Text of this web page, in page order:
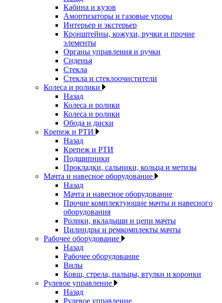
Кабина и кузов
Амортизаторы и газовые упоры
Интерьер и экстерьер
Кронштейны, кожухи, ручки и прочие
элементы
Органы управления и ручки
Сиденья
Стекла
Стекла и стеклоочистители
Колеса и ролики
Назад
Колеса и ролики
Колеса и ролики
Обода и диски
Крепеж и РТИ
Назад
Крепеж и РТИ
Подшипники
Прокладки, сальники, кольца и метизы
Мачта и навесное оборудование
Назад
Мачта и навесное оборудование
Прочие комплектующие мачты и навесного
оборудования
Ролики, вкладыши и цепи мачты
Цилиндры и ремкомплекты мачты
Рабочее оборудование
Назад
Рабочее оборудование
Вилы
Ковш, стрела, пальцы, втулки и коронки
Рулевое управление
Назад
Рулевое управление